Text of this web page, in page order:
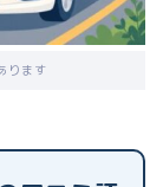
ります